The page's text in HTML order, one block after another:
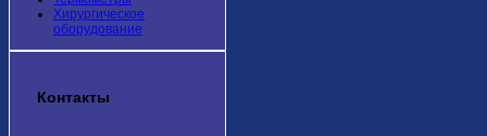
Хирургическое
оборудование
Контакты